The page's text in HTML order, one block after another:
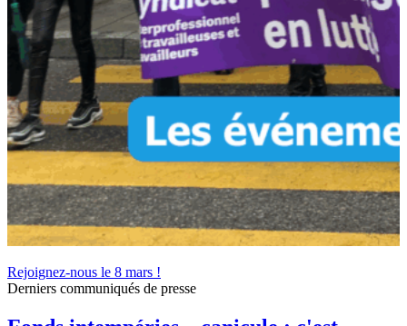
Rejoignez-nous le 8 mars !
Derniers communiqués de presse